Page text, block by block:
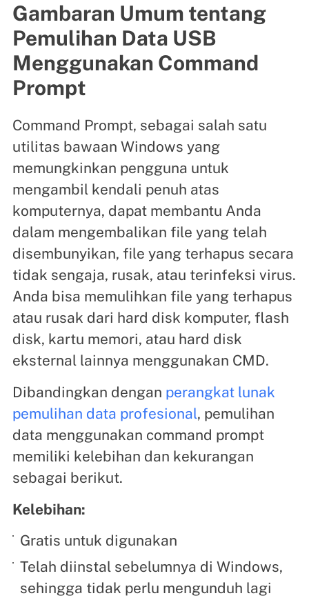
Gambaran Umum tentang
Pemulihan Data USB
Menggunakan Command
Prompt
Command Prompt, sebagai salah satu
utilitas bawaan Windows yang
memungkinkan pengguna untuk
mengambil kendali penuh atas
komputernya, dapat membantu Anda
dalam mengembalikan file yang telah
disembunyikan, file yang terhapus secara
tidak sengaja, rusak, atau terinfeksi virus.
Anda bisa memulihkan file yang terhapus
atau rusak dari hard disk komputer, flash
disk, kartu memori, atau hard disk
eksternal lainnya menggunakan CMD.
Dibandingkan dengan perangkat lunak
pemulihan data profesional, pemulihan
data menggunakan command prompt
memiliki kelebihan dan kekurangan
sebagai berikut.
Kelebihan:
Gratis untuk digunakan
Telah diinstal sebelumnya di Windows,
sehingga tidak perlu mengunduh lagi